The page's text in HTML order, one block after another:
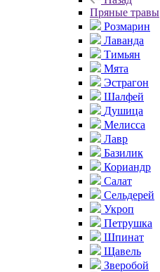
Пряные травы
Розмарин
Лаванда
Тимьян
Мята
Эстрагон
Шалфей
Душица
Мелисса
Лавр
Базилик
Кориандр
Салат
Сельдерей
Укроп
Петрушка
Шпинат
Щавель
Зверобой